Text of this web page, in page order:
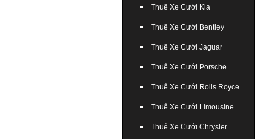
Thuê Xe Cưới Kia
Thuê Xe Cưới Bentley
Thuê Xe Cưới Jaguar
Thuê Xe Cưới Porsche
Thuê Xe Cưới Rolls Royce
Thuê Xe Cưới Limousine
Thuê Xe Cưới Chrysler